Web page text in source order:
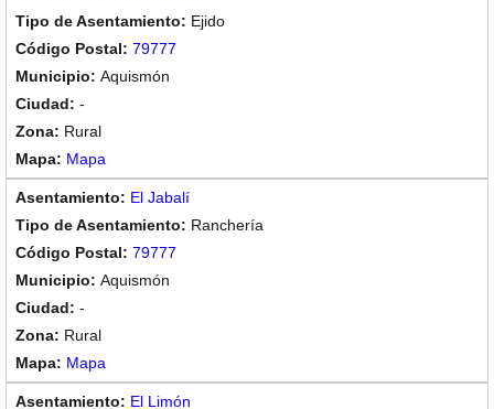
Ejido
79777
Aquismón
-
Rural
Mapa
El Jabalí
Ranchería
79777
Aquismón
-
Rural
Mapa
El Limón